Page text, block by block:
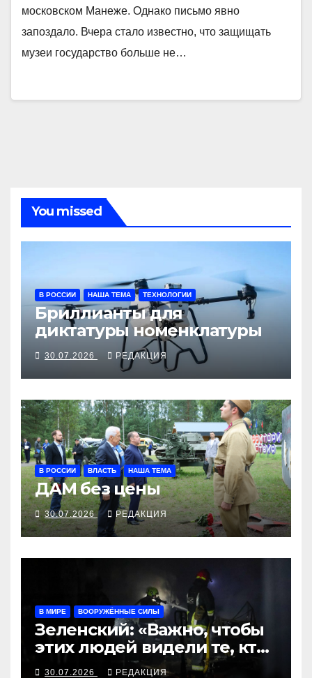
московском Манеже. Однако письмо явно
запоздало. Вчера стало известно, что защищать
музеи государство больше не…
You missed
В РОССИИ НАША ТЕМА ТЕХНОЛОГИИ
Бриллианты для
диктатуры номенклатуры
30.07.2026 РЕДАКЦИЯ
В РОССИИ ВЛАСТЬ НАША ТЕМА
ДАМ без цены
30.07.2026 РЕДАКЦИЯ
В МИРЕ ВООРУЖЁННЫЕ СИЛЫ
Зеленский: «Важно, чтобы
этих людей видели те, кто
принимает решения»
30.07.2026 РЕДАКЦИЯ